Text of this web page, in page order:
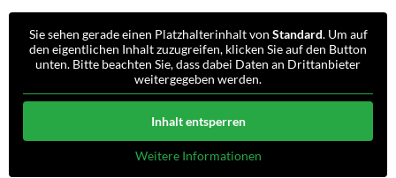
Sie sehen gerade einen Platzhalterinhalt von Standard. Um auf
den eigentlichen Inhalt zuzugreifen, klicken Sie auf den Button
unten. Bitte beachten Sie, dass dabei Daten an Drittanbieter
weitergegeben werden.
Inhalt entsperren
Weitere Informationen